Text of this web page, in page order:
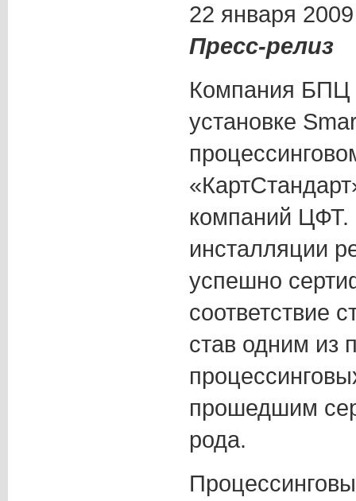
22 января 2009
Пресс-релиз
Компания БПЦ
установке
компаний
инсталляции
успешно
соответствие
став одним из
прошедшим
рода.